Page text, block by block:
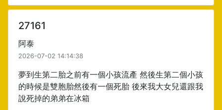
27161
阿泰
2026-07-02 14:14:38
夢到生第二胎之前有一個小孩流產 然後生第二個小孩
的時候是雙胞胎然後有一個死胎 後來我大女兒還跟我
說死掉的弟弟在冰箱